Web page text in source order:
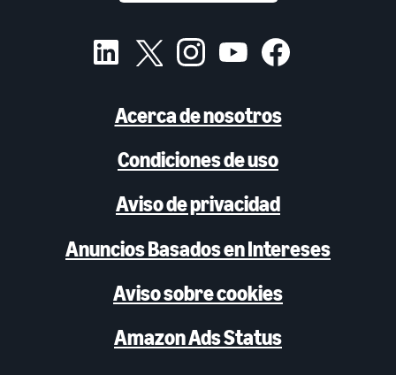
Acerca de nosotros
Condiciones de uso
Aviso de privacidad
Anuncios Basados en Intereses
Aviso sobre cookies
Amazon Ads Status